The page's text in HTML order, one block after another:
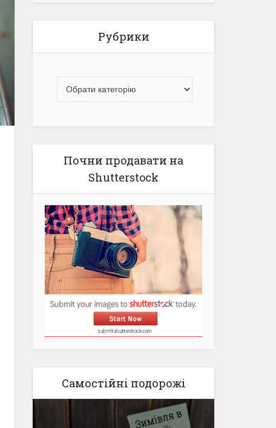
Рубрики
Почни продавати на
Shutterstock
Самостійні подорожі